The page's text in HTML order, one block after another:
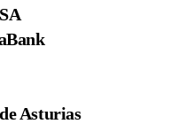
Asturias